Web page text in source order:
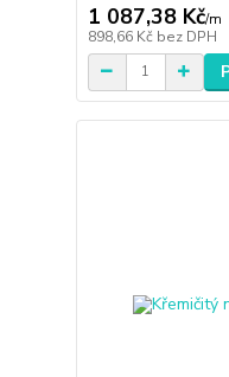
1 087,38 Kč/m
898,66 Kč bez DPH